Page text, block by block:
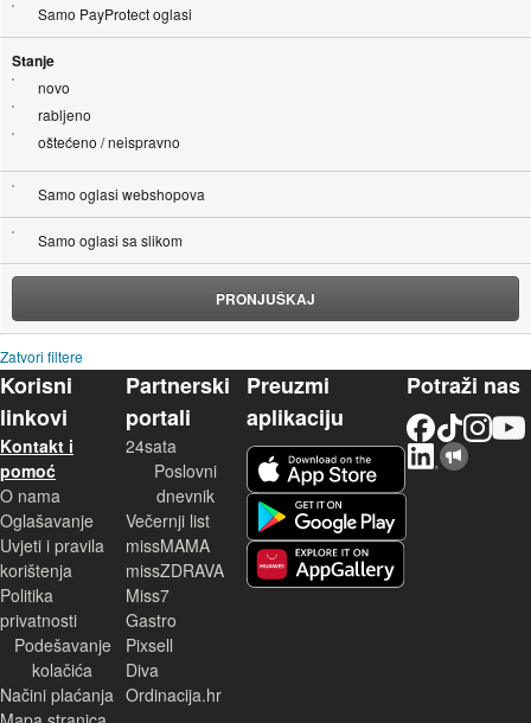
Samo PayProtect oglasi
Stanje
novo
rabljeno
oštećeno / neispravno
Samo oglasi webshopova
Samo oglasi sa slikom
PRONJUŠKAJ
Zatvori filtere
Korisni
linkovi
Kontakt i
pomoć
O nama
Oglašavanje
Uvjeti i pravila
korištenja
Politika
privatnosti
Podešavanje
kolačića
Načini plaćanja
Partnerski
portali
24sata
Poslovni
dnevnik
Večernji list
missMAMA
missZDRAVA
Miss7
Gastro
Pixsell
Diva
Ordinacija.hr
Preuzmi
aplikaciju
Potraži nas